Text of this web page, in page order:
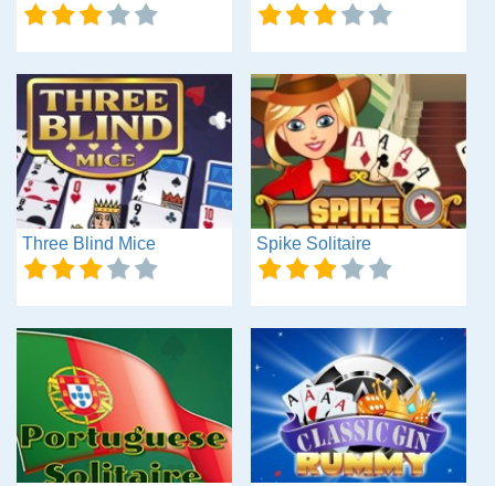
Three Blind Mice Spike Solitaire